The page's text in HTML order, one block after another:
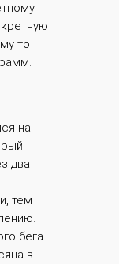
то
на
два
тем
бега
в